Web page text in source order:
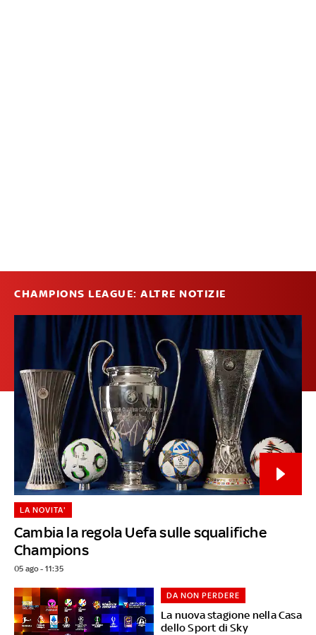
CHAMPIONS LEAGUE: ALTRE NOTIZIE
Cambia la regola Uefa sulle squalifiche
Champions
LA NOVITA'
05 ago - 11:35
La nuova stagione nella Casa
dello Sport di Sky
DA NON PERDERE